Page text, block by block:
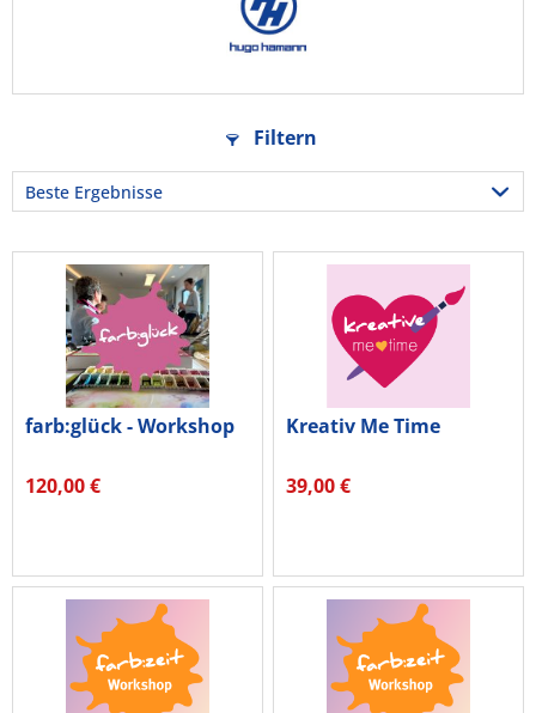
Filtern
farb:glück - Workshop
120,00 €
Kreativ Me Time
39,00 €